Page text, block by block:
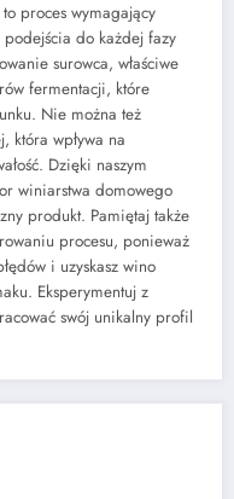
proces wymagający
do każdej fazy
surowca, właściwe
fermentacji, które
Nie można też
która wpływa na
Dzięki naszym
winiarstwa domowego
produkt. Pamiętaj także
procesu, ponieważ
i uzyskasz wino
Eksperymentuj z
swój unikalny profil